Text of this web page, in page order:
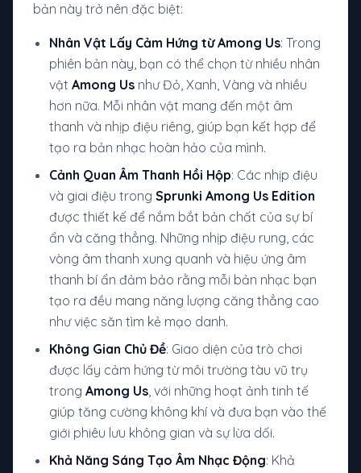
bản này trở nên đặc biệt:
Nhân Vật Lấy Cảm Hứng từ Among Us: Trong
phiên bản này, bạn có thể chọn từ nhiều nhân
vật Among Us như Đỏ, Xanh, Vàng và nhiều
hơn nữa. Mỗi nhân vật mang đến một âm
thanh và nhịp điệu riêng, giúp bạn kết hợp để
tạo ra bản nhạc hoàn hảo của mình.
Cảnh Quan Âm Thanh Hồi Hộp: Các nhịp điệu
và giai điệu trong Sprunki Among Us Edition
được thiết kế để nắm bắt bản chất của sự bí
ẩn và căng thẳng. Những nhịp điệu rung, các
vòng âm thanh xung quanh và hiệu ứng âm
thanh bí ẩn đảm bảo rằng mỗi bản nhạc bạn
tạo ra đều mang năng lượng căng thẳng cao
như việc săn tìm kẻ mạo danh.
Không Gian Chủ Đề: Giao diện của trò chơi
được lấy cảm hứng từ môi trường tàu vũ trụ
trong Among Us, với những hoạt ảnh tinh tế
giúp tăng cường không khí và đưa bạn vào thế
giới phiêu lưu không gian và sự lừa dối.
Khả Năng Sáng Tạo Âm Nhạc Động: Khả